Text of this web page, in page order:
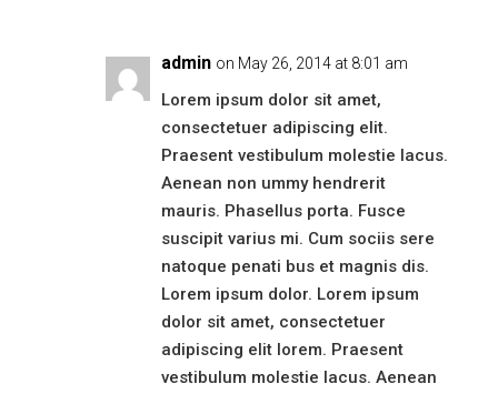
admin on May 26, 2014 at 8:01 am
Lorem ipsum dolor sit amet,
consectetuer adipiscing elit.
Praesent vestibulum molestie lacus.
Aenean non ummy hendrerit
mauris. Phasellus porta. Fusce
suscipit varius mi. Cum sociis sere
natoque penati bus et magnis dis.
Lorem ipsum dolor. Lorem ipsum
dolor sit amet, consectetuer
adipiscing elit lorem. Praesent
vestibulum molestie lacus. Aenean